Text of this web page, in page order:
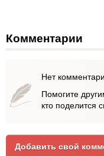
Комментарии
Нет
Помогите
кто поделится
Добавить свой